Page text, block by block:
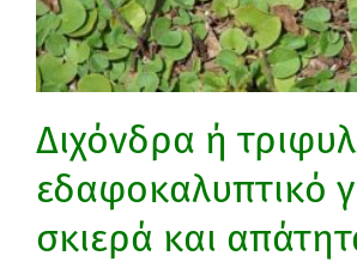
Διχόνδρα ή
εδαφοκαλυπτικό
σκιερά και